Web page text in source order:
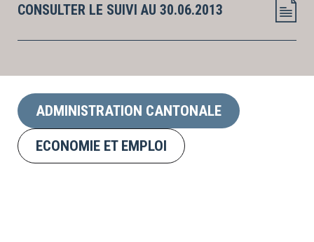
CONSULTER LE SUIVI AU 30.06.2013
ADMINISTRATION CANTONALE
ECONOMIE ET EMPLOI